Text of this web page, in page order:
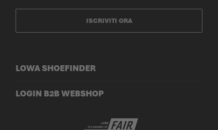
LOWA SHOEFINDER
LOGIN B2B WEBSHOP
ISCRIVITI ORA